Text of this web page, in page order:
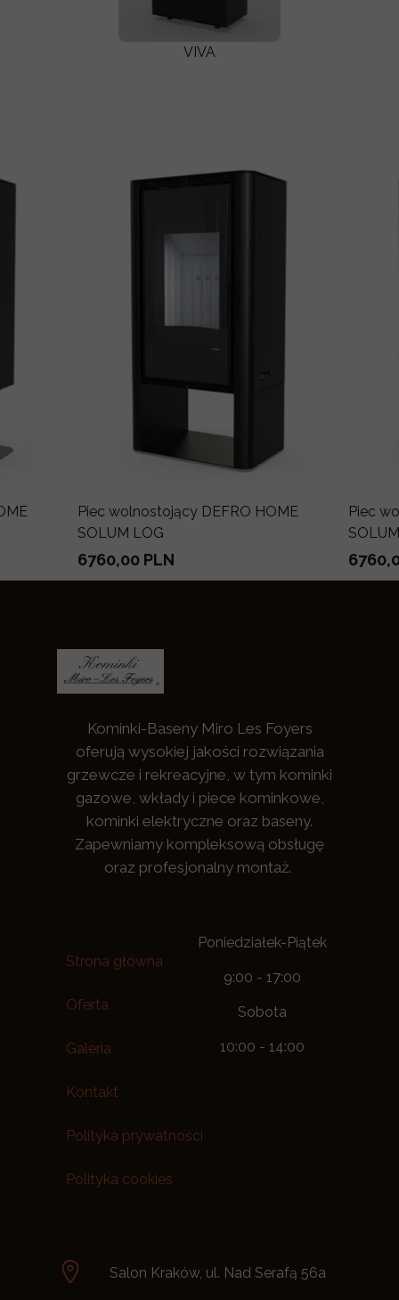
Piec wolnostojący DEFRO HOME
SOLUM LOG
6760,00 PLN
Piec
SOLUM
VIVA
Kominki-Baseny Miro Les Foyers
oferują wysokiej jakości rozwiązania
grzewcze i rekreacyjne, w tym kominki
gazowe, wkłady i piece kominkowe,
kominki elektryczne oraz baseny.
Zapewniamy kompleksową obsługę
oraz profesjonalny montaż.
Strona główna
Oferta
Galeria
Kontakt
Polityka prywatności
Polityka cookies
Poniedziałek-Piątek
9:00 - 17:00
Sobota
10:00 - 14:00
Salon Kraków, ul. Nad Serafą 56a